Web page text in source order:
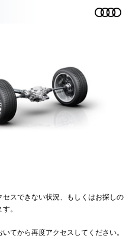
スできない状況、もしくはお探しの
。
てから再度アクセスしてください。